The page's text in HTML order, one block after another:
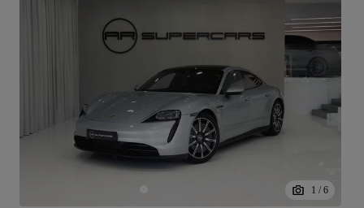
1 / 6